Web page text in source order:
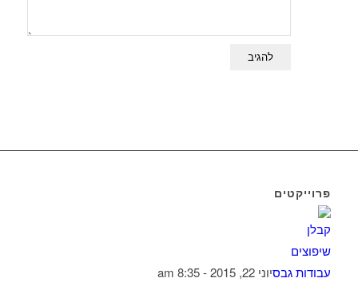
פרוייקטים
עבודות גבסיוני 22, 2015 - 8:35 am